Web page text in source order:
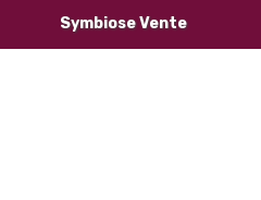
Symbiose Vente